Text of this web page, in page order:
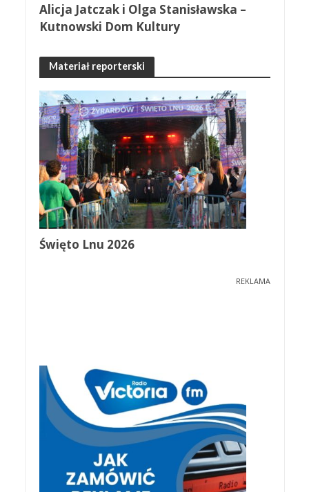
Alicja Jatczak i Olga Stanisławska –
Kutnowski Dom Kultury
Materiał reporterski
Święto Lnu 2026
REKLAMA